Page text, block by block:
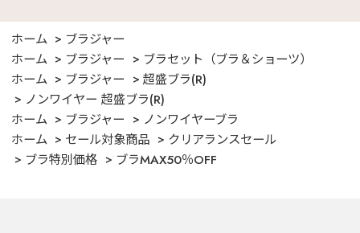
ホーム
ブラジャー
ホーム
ブラジャー
ブラセット（ブラ＆ショーツ）
ホーム
ブラジャー
超盛ブラ(R)
ノンワイヤー 超盛ブラ(R)
ホーム
ブラジャー
ノンワイヤーブラ
ホーム
セール対象商品
クリアランスセール
ブラ特別価格
ブラMAX50％OFF